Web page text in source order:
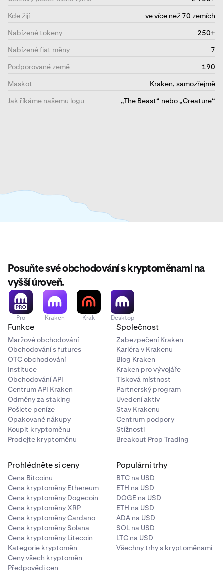
Kde žijí
ve více než 70 zemích
Nabízené tokeny
250+
Nabízené fiat měny
7
Podporované země
190
Maskot
Kraken, samozřejmě
Jak říkáme našemu logu
„The Beast“ nebo „Creature“
Posuňte své obchodování s kryptoměnami na
vyšší úroveň.
Pro Kraken Krak Desktop
Funkce
Maržové obchodování
Obchodování s futures
OTC obchodování
Instituce
Obchodování API
Centrum API Kraken
Odměny za staking
Pošlete peníze
Opakované nákupy
Koupit kryptoměnu
Prodejte kryptoměnu
Společnost
Zabezpečení Kraken
Kariéra v Krakenu
Blog Kraken
Kraken pro vývojáře
Tisková místnost
Partnerský program
Uvedení aktiv
Stav Krakenu
Centrum podpory
Stížnosti
Breakout Prop Trading
Prohlédněte si ceny
Cena Bitcoinu
Cena kryptoměny Ethereum
Cena kryptoměny Dogecoin
Cena kryptoměny XRP
Cena kryptoměny Cardano
Cena kryptoměny Solana
Cena kryptoměny Litecoin
Kategorie kryptoměn
Ceny všech kryptoměn
Předpovědi cen
Populární trhy
BTC na USD
ETH na USD
DOGE na USD
ETH na USD
ADA na USD
SOL na USD
LTC na USD
Všechny trhy s kryptoměnami